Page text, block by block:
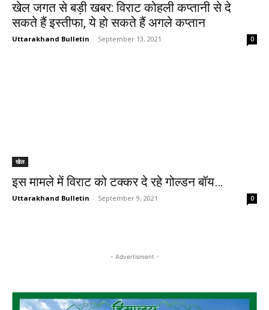
खेल जगत से बड़ी खबर: विराट कोहली कप्तानी से दे
सकते हैं इस्तीफा, ये हो सकते हैं अगले कप्तान
Uttarakhand Bulletin - September 13, 2021 0
खेल
इस मामले में विराट को टक्कर दे रहे गोल्डन बॉय…
Uttarakhand Bulletin - September 9, 2021 0
- Advertisment -